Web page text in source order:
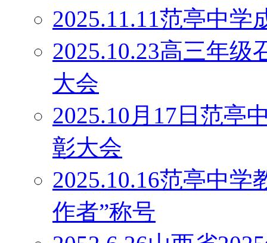
2025.11.11范亭中
2025.10.23高三年
大会
2025.10月17日范亭
彰大会
2025.10.16范亭中
作者”称号